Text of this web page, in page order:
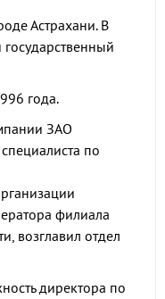
Астрахани. В
года.
ЗАО
по
филиала
возглавил отдел
директора по